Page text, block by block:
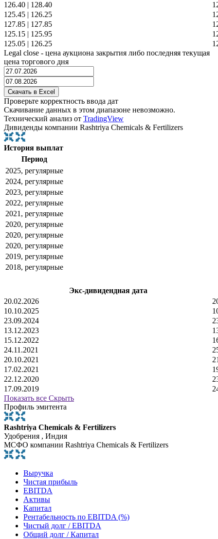
126.40 | 128.40
125.45 | 126.25
127.85 | 127.85
125.15 | 125.95
125.05 | 126.25
Legal close - цена аукциона закрытия либо последняя текущая
цена торгового дня
Проверьте корректность ввода дат
Скачивание данных в этом диапазоне невозможно.
Технический анализ от TradingView
Дивиденды компании Rashtriya Chemicals & Fertilizers
История выплат
Период
2025, регулярные
2024, регулярные
2023, регулярные
2022, регулярные
2021, регулярные
2020, регулярные
2020, регулярные
2020, регулярные
2019, регулярные
2018, регулярные
Экс-дивидендная дата
20.02.2026
10.10.2025
23.09.2024
13.12.2023
15.12.2022
24.11.2021
20.10.2021
17.02.2021
22.12.2020
17.09.2019
Показать все Скрыть
Профиль эмитента
Rashtriya Chemicals & Fertilizers
Удобрения , Индия
МСФО компании Rashtriya Chemicals & Fertilizers
Выручка
Чистая прибыль
EBITDA
Активы
Капитал
Рентабельность по EBITDA (%)
Чистый долг / EBITDA
Общий долг / Капитал